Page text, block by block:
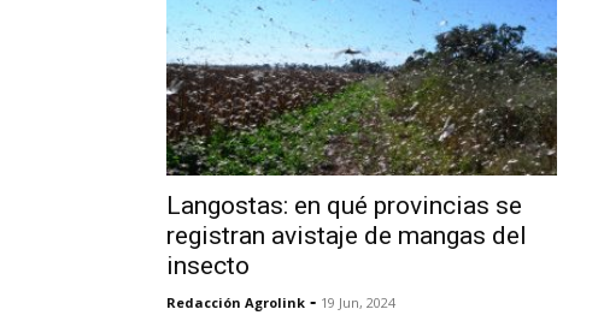
Langostas: en qué provincias se
registran avistaje de mangas del
insecto
Redacción Agrolink - 19 Jun, 2024